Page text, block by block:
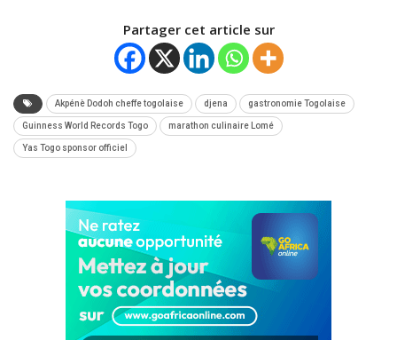
Partager cet article sur
Akpénè Dodoh cheffe togolaise djena gastronomie Togolaise
Guinness World Records Togo marathon culinaire Lomé
Yas Togo sponsor officiel